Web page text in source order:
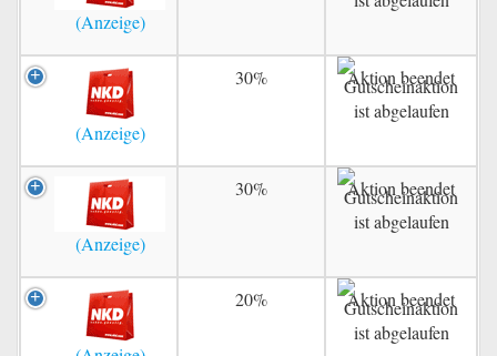
30% Aktion beendet
30% Aktion beendet
20% Aktion beendet